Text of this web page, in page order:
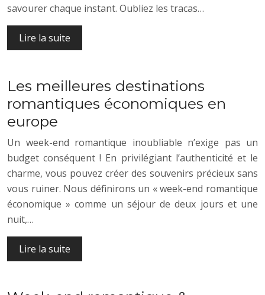
savourer chaque instant. Oubliez les tracas…
Lire la suite
Les meilleures destinations
romantiques économiques en
europe
Un week-end romantique inoubliable n’exige pas un
budget conséquent ! En privilégiant l’authenticité et le
charme, vous pouvez créer des souvenirs précieux sans
vous ruiner. Nous définirons un « week-end romantique
économique » comme un séjour de deux jours et une
nuit,…
Lire la suite